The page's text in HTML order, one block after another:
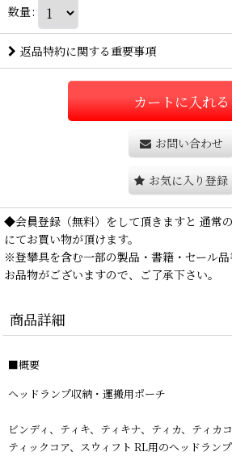
数量:
返品特約に関する重要事項
カートに入れる
お問い合わせ
お気に入り登録
◆会員登録 （無料）をして頂きますと 通常
にてお買い物が頂けます。
※登攀具を含む一部の製品・書籍・セール品
お品物がございますので、ご了承下さい。
商品詳細
■概要
ヘッドランプ収納・運搬用ポーチ
ビンディ、ティキ、ティキナ、ティカ、ティカ
ティックコア、スウィフト RL用のヘッドラン